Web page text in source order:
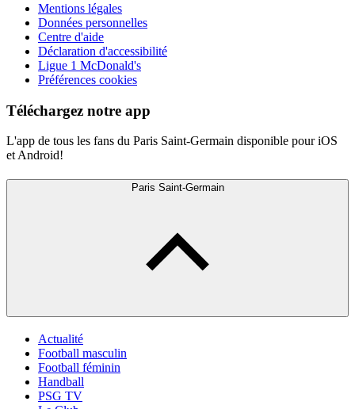
Mentions légales
Données personnelles
Centre d'aide
Déclaration d'accessibilité
Ligue 1 McDonald's
Préférences cookies
Téléchargez notre app
L'app de tous les fans du Paris Saint-Germain disponible pour iOS
et Android!
Paris Saint-Germain
Actualité
Football masculin
Football féminin
Handball
PSG TV